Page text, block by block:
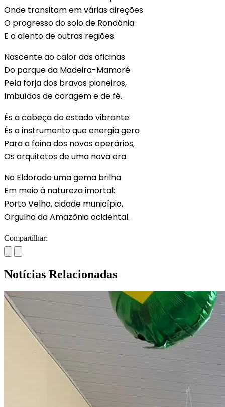
Onde transitam em várias direções
O progresso do solo de Rondônia
E o alento de outras regiões.
Nascente ao calor das oficinas
Do parque da Madeira-Mamoré
Pela forja dos bravos pioneiros,
Imbuídos de coragem e de fé.
És a cabeça do estado vibrante:
És o instrumento que energia gera
Para a faina dos novos operários,
Os arquitetos de uma nova era.
No Eldorado uma gema brilha
Em meio à natureza imortal:
Porto Velho, cidade município,
Orgulho da Amazônia ocidental.
Compartilhar:
Notícias Relacionadas